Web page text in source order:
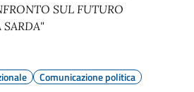
SUL FUTURO
Comunicazione politica